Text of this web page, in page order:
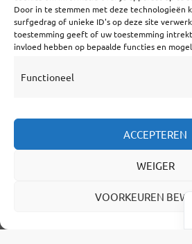
Door in te stemmen met deze technologieën
surfgedrag of unieke ID's op deze site
toestemming geeft of uw toestemming
invloed hebben op bepaalde functies en
Functioneel
ACCEPTEREN
WEIGER
VOORKEUREN
SCENARIOVAKPRIJZEN
26 MAART 2023
S